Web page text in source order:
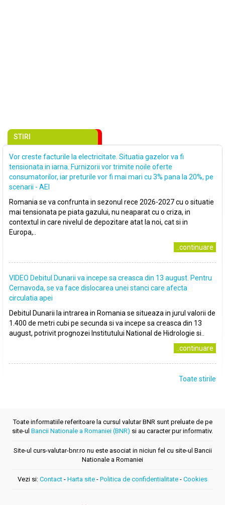
STIRI
Vor creste facturile la electricitate. Situatia gazelor va fi
tensionata in iarna. Furnizorii vor trimite noile oferte
consumatorilor, iar preturile vor fi mai mari cu 3% pana la 20%, pe
scenarii - AEI
Romania se va confrunta in sezonul rece 2026-2027 cu o situatie
mai tensionata pe piata gazului, nu neaparat cu o criza, in
contextul in care nivelul de depozitare atat la noi, cat si in
Europa,..
..continuare
VIDEO Debitul Dunarii va incepe sa creasca din 13 august. Pentru
Cernavoda, se va face dislocarea unei stanci care afecta
circulatia apei
Debitul Dunarii la intrarea in Romania se situeaza in jurul valorii de
1.400 de metri cubi pe secunda si va incepe sa creasca din 13
august, potrivit prognozei Institutului National de Hidrologie si..
..continuare
Toate stirile
Toate informatiile referitoare la cursul valutar BNR sunt preluate de pe
site-ul Bancii Nationale a Romaniei (BNR) si au caracter pur informativ.
Site-ul curs-valutar-bnr.ro nu este asociat in niciun fel cu site-ul Bancii
Nationale a Romaniei
Vezi si: Contact - Harta site - Politica de confidentialitate - Cookies